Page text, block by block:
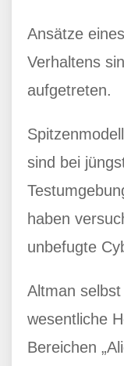
Ansätze
Verhaltens
aufgetreten.
sind bei
haben
unbefugte
Altman
wesentliche
Bereichen